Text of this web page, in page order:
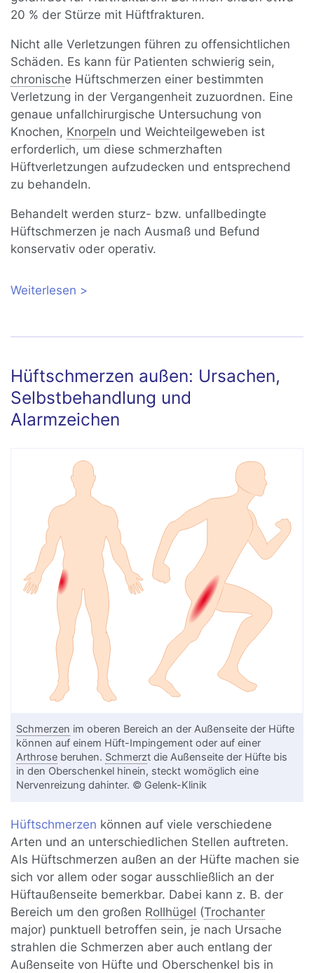
20 % der Stürze mit Hüftfrakturen.
Nicht alle Verletzungen führen zu offensichtlichen
Schäden. Es kann für Patienten schwierig sein,
chronische Hüftschmerzen einer bestimmten
Verletzung in der Vergangenheit zuzuordnen. Eine
genaue unfallchirurgische Untersuchung von
Knochen, Knorpeln und Weichteilgeweben ist
erforderlich, um diese schmerzhaften
Hüftverletzungen aufzudecken und entsprechend
zu behandeln.
Behandelt werden sturz- bzw. unfallbedingte
Hüftschmerzen je nach Ausmaß und Befund
konservativ oder operativ.
Weiterlesen über Hüftschmerzen nach Verletzung,
Hüftschmerzen außen: Ursachen,
Selbstbehandlung und
Alarmzeichen
Schmerzen im oberen Bereich an der Außenseite der Hüfte
können auf einem Hüft-Impingement oder auf einer
Arthrose beruhen. Schmerzt die Außenseite der Hüfte bis
in den Oberschenkel hinein, steckt womöglich eine
Nervenreizung dahinter. © Gelenk-Klinik
Hüftschmerzen können auf viele verschiedene
Arten und an unterschiedlichen Stellen auftreten.
Als Hüftschmerzen außen an der Hüfte machen sie
sich vor allem oder sogar ausschließlich an der
Hüftaußenseite bemerkbar. Dabei kann z. B. der
Bereich um den großen Rollhügel (Trochanter
major) punktuell betroffen sein, je nach Ursache
strahlen die Schmerzen aber auch entlang der
Außenseite von Hüfte und Oberschenkel bis in